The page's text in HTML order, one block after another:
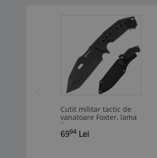
Cutit militar tactic de
vanatoare Foxter, lama
fixa, 23 cm, teaca
inclusa, negru
6994 Lei